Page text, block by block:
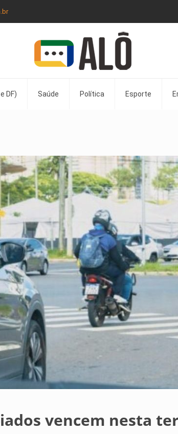
DF) Saúde Política Esporte
vencem nesta